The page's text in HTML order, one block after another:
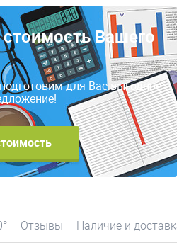
Вашего
для Вас выгодное
Отзывы Наличие и доставка